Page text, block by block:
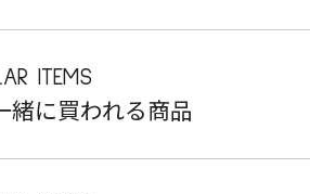
ITEMS
緒に買われる商品